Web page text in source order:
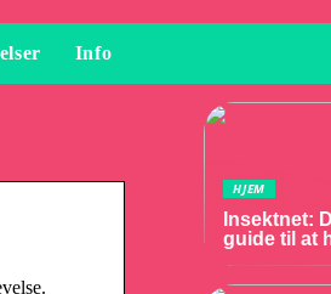
Info
HJEM
Insektnet:
guide til at